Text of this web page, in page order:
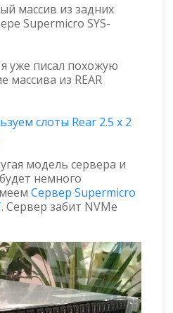
массив из задних
Supermicro SYS-
уже писал похожую
массива из REAR
слоты Rear 2.5 x 2
модель сервера и
немного
Сервер Supermicro
. Сервер забит NVMe